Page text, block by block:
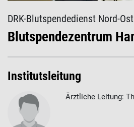
DRK-Blutspendedienst Nord-Ost
Blutspendezentrum
Institutsleitung
Ärztliche Leitung: